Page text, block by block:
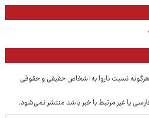
نسبت ناروا به اشخاص حقیقی و حقوقی
یا غیر مرتبط با خبر باشد منتشر نمی‌شود.